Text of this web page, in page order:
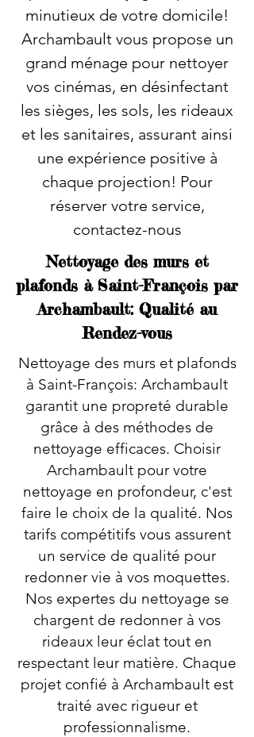
minutieux de votre domicile!
Archambault vous propose un
grand ménage pour nettoyer
vos cinémas, en désinfectant
les sièges, les sols, les rideaux
et les sanitaires, assurant ainsi
une expérience positive à
chaque projection! Pour
réserver votre service,
contactez-nous
Nettoyage des murs et
plafonds à Saint-François par
Archambault: Qualité au
Rendez-vous
Nettoyage des murs et plafonds
à Saint-François: Archambault
garantit une propreté durable
grâce à des méthodes de
nettoyage efficaces. Choisir
Archambault pour votre
nettoyage en profondeur, c'est
faire le choix de la qualité. Nos
tarifs compétitifs vous assurent
un service de qualité pour
redonner vie à vos moquettes.
Nos expertes du nettoyage se
chargent de redonner à vos
rideaux leur éclat tout en
respectant leur matière. Chaque
projet confié à Archambault est
traité avec rigueur et
professionnalisme.